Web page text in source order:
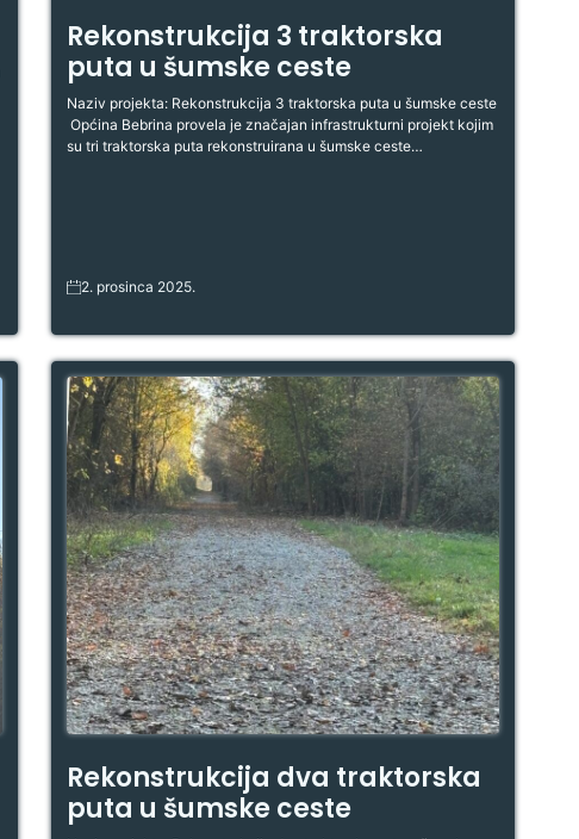
Rekonstrukcija 3 traktorska
puta u šumske ceste
Naziv projekta: Rekonstrukcija 3 traktorska puta u šumske ceste
Općina Bebrina provela je značajan infrastrukturni projekt kojim
su tri traktorska puta rekonstruirana u šumske ceste…
2. prosinca 2025.
Rekonstrukcija dva traktorska
puta u šumske ceste